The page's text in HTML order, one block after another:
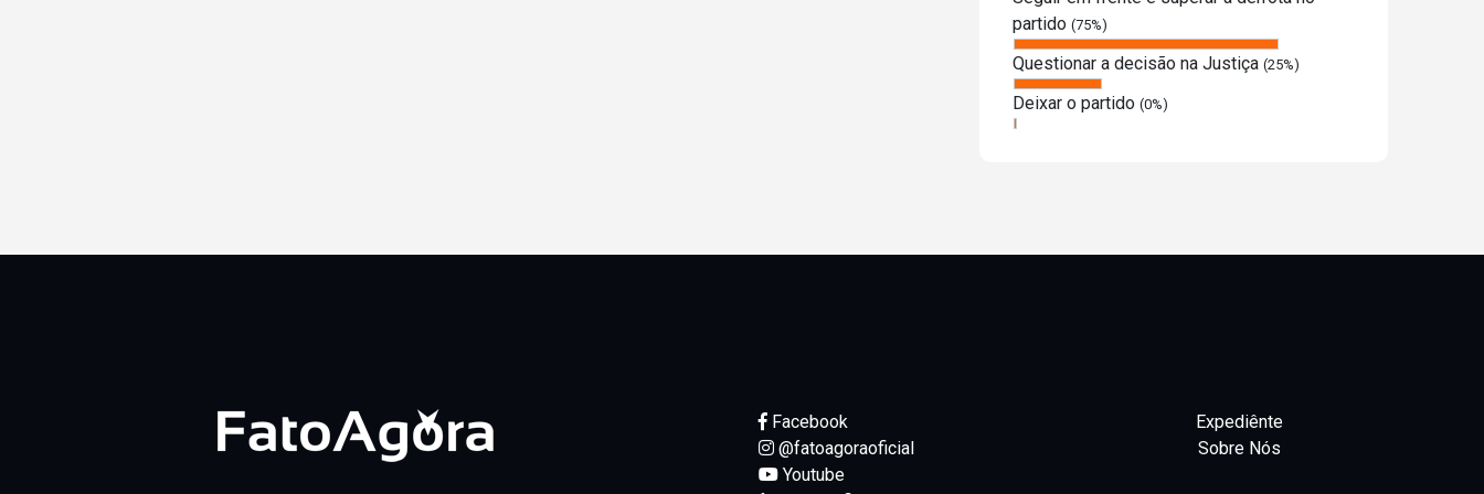
partido (75%)
Questionar a decisão na Justiça (25%)
Deixar o partido (0%)
Facebook
@fatoagoraoficial
Youtube
Expediênte
Sobre Nós